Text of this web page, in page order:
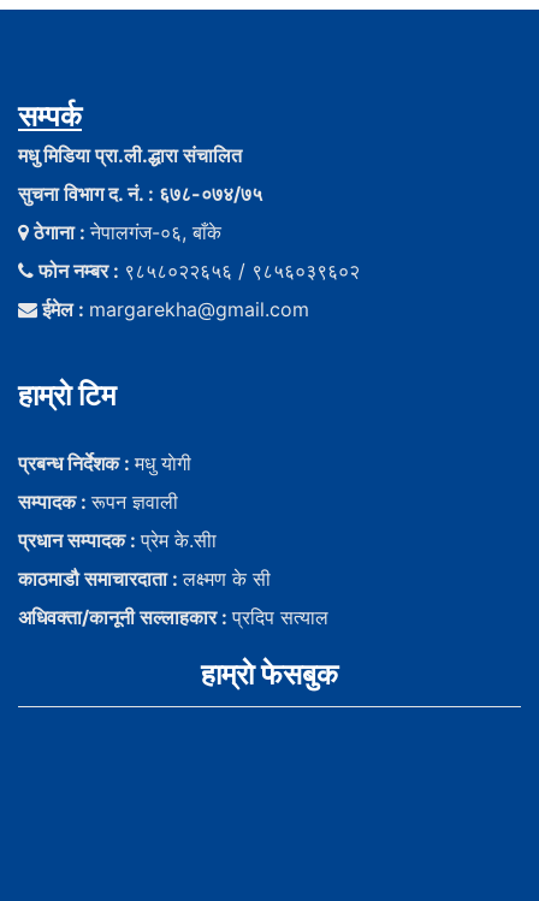
सम्पर्क
मधु मिडिया प्रा.ली.द्धारा संचालित
सुचना विभाग द. नं. : ६७८-०७४/७५
ठेगाना :नेपालगंज-०६, बाँके
फोन नम्बर : ९८५८०२२६५६ / ९८५६०३९६०२
ईमेल : margarekha@gmail.com
हाम्राे टिम
प्रबन्ध निर्देशक :मधु याेगी
सम्पादक :रूपन ज्ञवाली
प्रधान सम्पादक :प्रेम के.सीा
काठमाडौ समाचारदाता :लक्ष्मण के सी
अधिवक्ता/कानूनी सल्लाहकार :प्रदिप सत्याल
हाम्राे फेसबुक